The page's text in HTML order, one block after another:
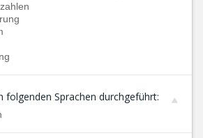
folgenden Sprachen durchgeführt: